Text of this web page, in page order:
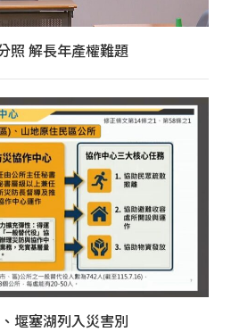
照 解長年產權難題
堰塞湖列入災害別